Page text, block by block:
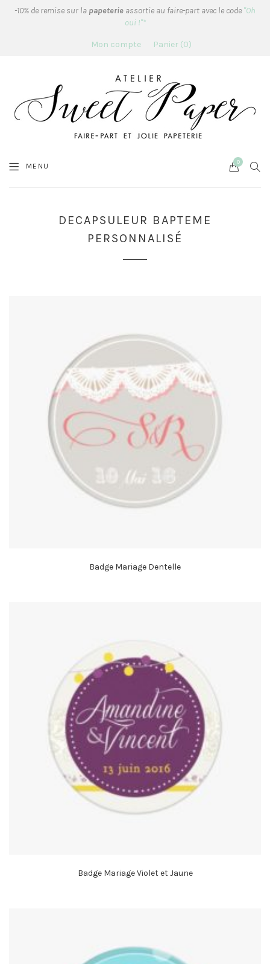
-10% de remise sur la papeterie assortie au faire-part avec le code "Oh
oui !"*
Mon compte Panier 0
MENU Cart
0
DECAPSULEUR BAPTEME
PERSONNALISÉ
Badge Mariage Dentelle
Badge Mariage Violet et Jaune